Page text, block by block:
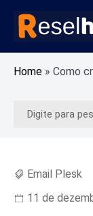
para
Alojamento
Home » Como
Pesquisar
Email Plesk
11 de